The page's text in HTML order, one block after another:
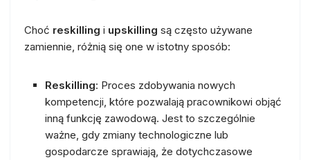
Choć reskilling i upskilling są często używane
zamiennie, różnią się one w istotny sposób:
Reskilling: Proces zdobywania nowych
kompetencji, które pozwalają pracownikowi objąć
inną funkcję zawodową. Jest to szczególnie
ważne, gdy zmiany technologiczne lub
gospodarcze sprawiają, że dotychczasowe